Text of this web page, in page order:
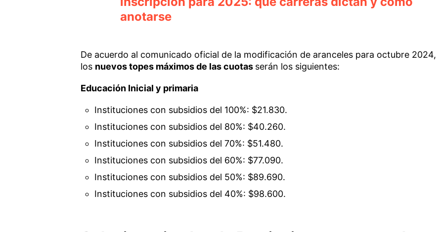
anotarse
De acuerdo al comunicado oficial de la modificación de aranceles para octubre 2024,
los nuevos topes máximos de las cuotas serán los siguientes:
Educación Inicial y primaria
Instituciones con subsidios del 100%: $21.830.
Instituciones con subsidios del 80%: $40.260.
Instituciones con subsidios del 70%: $51.480.
Instituciones con subsidios del 60%: $77.090.
Instituciones con subsidios del 50%: $89.690.
Instituciones con subsidios del 40%: $98.600.